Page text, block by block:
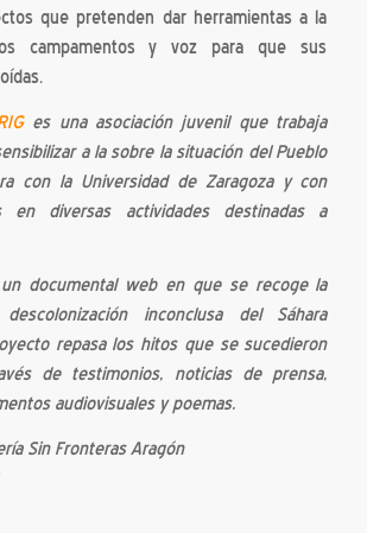
que pretenden dar herramientas a la
campamentos y voz para que sus
es una asociación juvenil que trabaja
a la sobre la situación del Pueblo
con la Universidad de Zaragoza y con
en diversas actividades destinadas a
documental web en que se recoge la
inconclusa del Sáhara
repasa los hitos que se sucedieron
de testimonios, noticias de prensa,
audiovisuales y poemas.
Sin Fronteras Aragón